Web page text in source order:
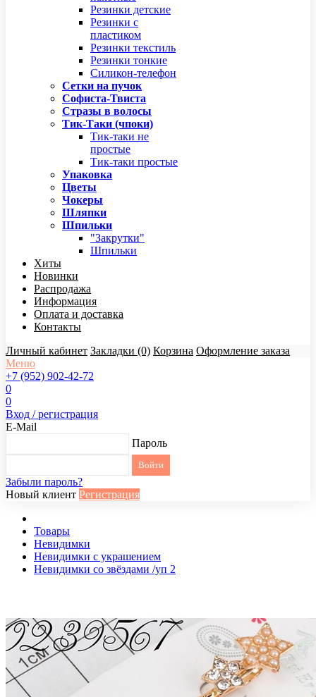
Резинки детские
Резинки с
пластиком
Резинки текстиль
Резинки тонкие
Силикон-телефон
Сетки на пучок
Софиста-Твиста
Стразы в волосы
Тик-Таки (чпоки)
Тик-таки не
простые
Тик-таки простые
Упаковка
Цветы
Чокеры
Шляпки
Шпильки
"Закрутки"
Шпильки
Хиты
Новинки
Распродажа
Информация
Оплата и доставка
Контакты
Личный кабинет Закладки (0) Корзина Оформление заказа
Меню
+7 (952) 902-42-72
0
0
Вход / регистрация
E-Mail
Пароль
Забыли пароль?
Новый клиент Регистрация
Товары
Невидимки
Невидимки с украшением
Невидимки со звёздами /уп 2